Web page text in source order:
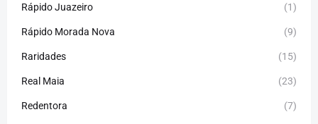
Rápido Juazeiro (1)
Rápido Morada Nova (9)
Raridades (15)
Real Maia (23)
Redentora (7)